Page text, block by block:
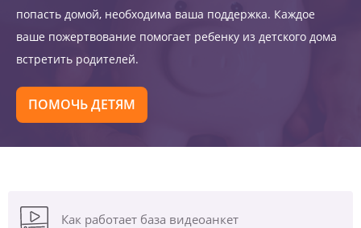
попасть домой, необходима ваша поддержка. Каждое
ваше пожертвование помогает ребенку из детского дома
встретить родителей.
ПОМОЧЬ ДЕТЯМ
Как работает база видеоанкет